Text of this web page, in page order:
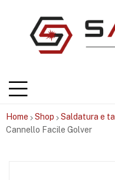
Home Shop Saldatura e
Cannello Facile Golver